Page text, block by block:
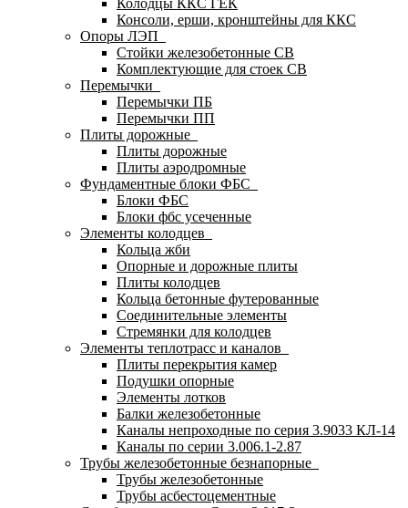
Колодцы ККС ГЕК
Консоли, ерши, кронштейны для ККС
Опоры ЛЭП
Стойки железобетонные СВ
Комплектующие для стоек СВ
Перемычки
Перемычки ПБ
Перемычки ПП
Плиты дорожные
Плиты дорожные
Плиты аэродромные
Фундаментные блоки ФБС
Блоки ФБС
Блоки фбс усеченные
Элементы колодцев
Кольца жби
Опорные и дорожные плиты
Плиты колодцев
Кольца бетонные футерованные
Соединительные элементы
Стремянки для колодцев
Элементы теплотрасс и каналов
Плиты перекрытия камер
Подушки опорные
Элементы лотков
Балки железобетонные
Каналы непроходные по серия 3.9033 КЛ-14
Каналы по серии 3.006.1-2.87
Трубы железобетонные безнапорные
Трубы железобетонные
Трубы асбестоцементные